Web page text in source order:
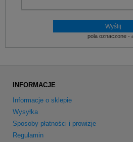
pola oznaczone -
INFORMACJE
Informacje o sklepie
Wysyłka
Sposoby płatności i prowizje
Regulamin